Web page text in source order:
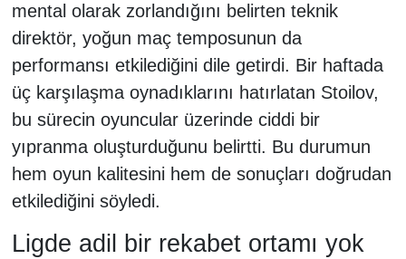
mental olarak zorlandığını belirten teknik
direktör, yoğun maç temposunun da
performansı etkilediğini dile getirdi. Bir haftada
üç karşılaşma oynadıklarını hatırlatan Stoilov,
bu sürecin oyuncular üzerinde ciddi bir
yıpranma oluşturduğunu belirtti. Bu durumun
hem oyun kalitesini hem de sonuçları doğrudan
etkilediğini söyledi.
Ligde adil bir rekabet ortamı yok